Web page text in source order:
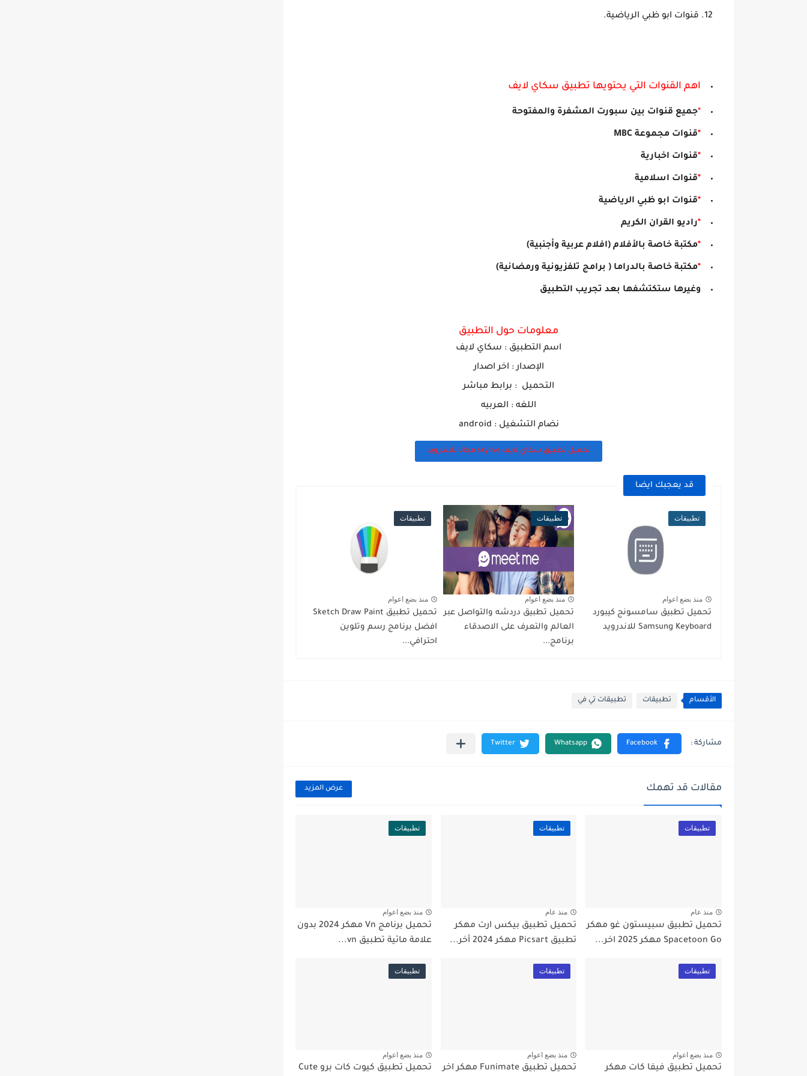
قنوات ابو ظبي الرياضية.
اهم القنوات التي يحتويها تطبيق سكاي لايف
*جميع قنوات بين سبورت المشفرة والمفتوحة
*قنوات مجموعة MBC
*قنوات اخبارية
*قنوات اسلامية
*قنوات ابو ظبي الرياضية
*راديو القران الكريم
*مكتبة خاصة بالأفلام (افلام عربية وأجنبية)
*مكتبة خاصة بالدراما ( برامج تلفزيونية ورمضانية)
وغيرها ستكتشفها بعد تجريب التطبيق
معلومات حول التطبيق
اسم التطبيق : سكاي لايف
الإصدار : اخر اصدار
التحميل : برابط مباشر
اللغه : العربيه
نضام التشغيل : android
تحميل تطبيق سكاي لايف skylive مجانا للاندرويد
قد يعجبك ايضا
تطبيقات
منذ بضع اعوام
تحميل تطبيق سامسونج كيبورد
Samsung Keyboard للاندرويد
تطبيقات
منذ بضع اعوام
تحميل تطبيق دردشه والتواصل عبر
العالم والتعرف على الاصدقاء
برنامج...
تطبيقات
منذ بضع اعوام
تحميل تطبيق Sketch Draw Paint
افضل برنامج رسم وتلوين
احترافي...
الأقسام تطبيقات تطبيقات تي في
مقالات قد تهمك عرض المزيد
تطبيقات
منذ عام
تحميل تطبيق سبيستون غو مهكر
Spacetoon Go مهكر 2025 اخر...
تطبيقات
منذ عام
تحميل تطبيق بيكس ارت مهكر
تطبيق Picsart مهكر 2024 أخر...
تطبيقات
منذ بضع اعوام
تحميل برنامج Vn مهكر 2024 بدون
علامة مائية تطبيق vn...
تطبيقات
منذ بضع اعوام
تحميل تطبيق فيفا كات مهكر
تطبيقات
منذ بضع اعوام
تحميل تطبيق Funimate مهكر اخر
تطبيقات
منذ بضع اعوام
تحميل تطبيق كيوت كات برو Cute